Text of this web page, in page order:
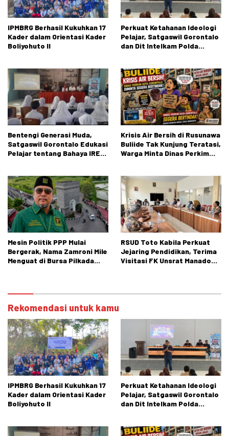
IPMBRG Berhasil Kukuhkan 17
Kader dalam Orientasi Kader
Boliyohuto II
Perkuat Ketahanan Ideologi
Pelajar, Satgaswil Gorontalo
dan Dit Intelkam Polda
Negeri 1 Kabila
Bentengi Generasi Muda,
Satgaswil Gorontalo Edukasi
Pelajar tentang Bahaya IRET,
Krisis Air Bersih di Rusunawa
Buliide Tak Kunjung Teratasi,
Warga Minta Dinas Perkim
Mesin Politik PPP Mulai
Bergerak, Nama Zamroni Mile
Menguat di Bursa Pilkada
RSUD Toto Kabila Perkuat
Jejaring Pendidikan, Terima
Visitasi FK Unsrat Manado
Rekomendasi untuk kamu
IPMBRG Berhasil Kukuhkan 17
Kader dalam Orientasi Kader
Boliyohuto II
Perkuat Ketahanan Ideologi
Pelajar, Satgaswil Gorontalo
dan Dit Intelkam Polda
Negeri 1 Kabila